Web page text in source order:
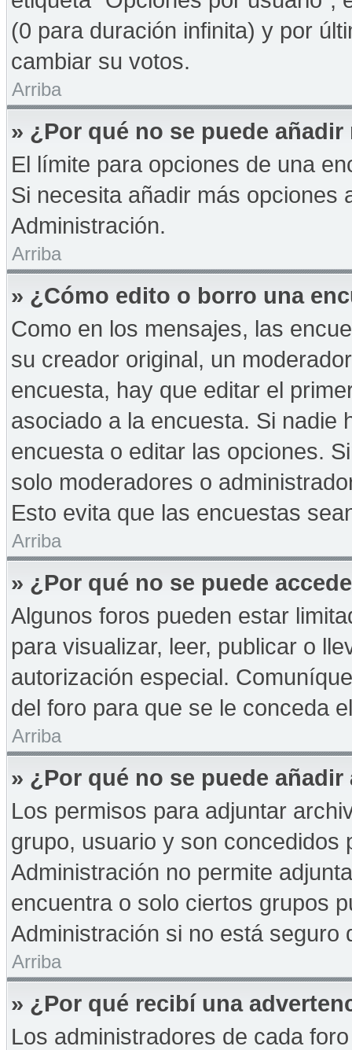
(0 para duración infinita) y por
cambiar su votos.
Arriba
» ¿Por qué no se puede
El límite para opciones de una
Si necesita añadir más opciones
Administración.
Arriba
» ¿Cómo edito o borro una
Como en los mensajes, las
su creador original, un
encuesta, hay que editar el
asociado a la encuesta. Si nadie
encuesta o editar las opciones.
solo moderadores o
Esto evita que las encuestas
Arriba
» ¿Por qué no se puede
Algunos foros pueden estar
para visualizar, leer, publicar o
autorización especial.
del foro para que se le conceda
Arriba
» ¿Por qué no se puede
Los permisos para adjuntar
grupo, usuario y son concedidos
Administración no permite
encuentra o solo ciertos grupos
Administración si no está seguro
Arriba
» ¿Por qué recibí una
Los administradores de cada